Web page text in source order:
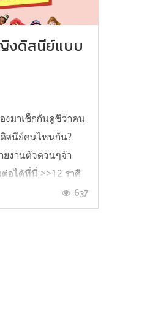
ญิงดิสนีย์แบบ
งมาเช็กกันดูซิว่าคน
ดิสนีย์คนไหนกัน?
ยงานตัวด่วนๆจ้า
ต่อได้ที่นี่ >>12 ราศี
งรายปักษ์ประจำวัน
Lily ดวงรายเดือน
637